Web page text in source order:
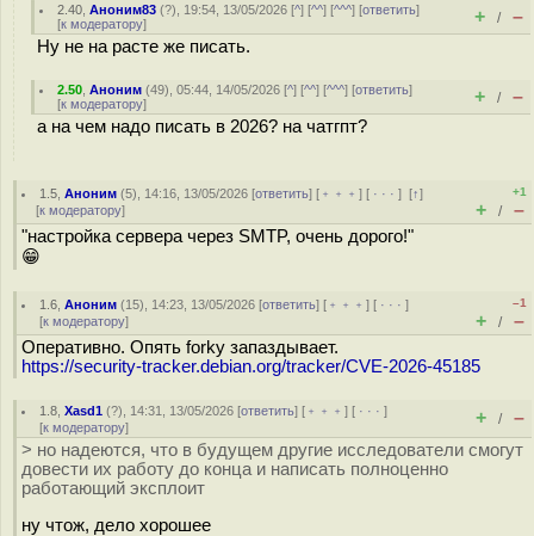
2.40 ,Аноним83 (?), 19:54, 13/05/2026 [^] [^^] [^^^] [ответить]
[к модератору] + / –
Ну не на расте же писать.
2.50 ,Аноним (49), 05:44, 14/05/2026 [^] [^^] [^^^] [ответить]
[к модератору] + / –
а на чем надо писать в 2026? на чатгпт?
1.5 ,Аноним (5), 14:16, 13/05/2026 [ответить] [ ﹢﹢﹢] [ · · ·][↑]
[к модератору]
+1
+ / –
"настройка сервера через SMTP, очень дорого!"
😁
1.6 ,Аноним (15), 14:23, 13/05/2026 [ответить] [ ﹢﹢﹢] [ · · ·]
[к модератору]
–1
+ / –
Оперативно. Опять forky запаздывает.
https://security-tracker.debian.org/tracker/CVE-2026-45185
1.8 ,Xasd1 (?), 14:31, 13/05/2026 [ответить] [ ﹢﹢﹢] [ · · ·]
[к модератору] + / –
> но надеются, что в будущем другие исследователи смогут
довести их работу до конца и написать полноценно
работающий эксплоит
ну чтож, дело хорошее